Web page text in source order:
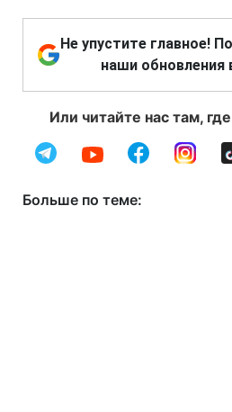
Не упустите главное!
наши обновления
Или читайте нас там,
Больше по теме: